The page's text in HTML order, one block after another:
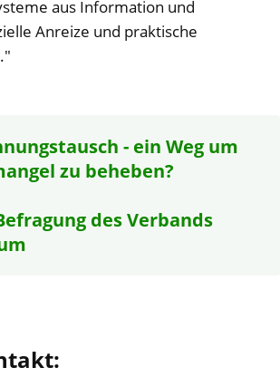
aus Information und
Anreize und praktische
- ein Weg um
zu beheben?
des Verbands